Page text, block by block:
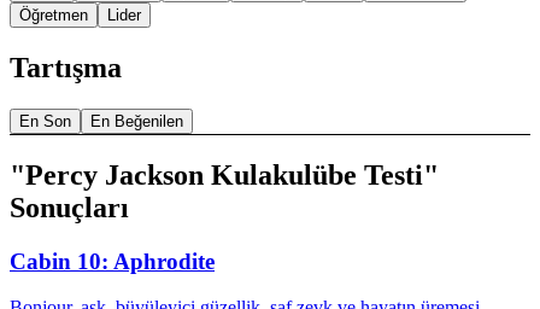
Öğretmen
Lider
Tartışma
En Son En Beğenilen
"Percy Jackson Kulakulübe Testi"
Sonuçları
Cabin 10: Aphrodite